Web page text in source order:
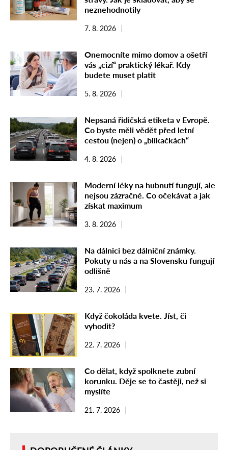
neznehodnotily
7. 8. 2026
Onemocníte mimo domov a ošetří
vás „cizí“ praktický lékař. Kdy
budete muset platit
5. 8. 2026
Nepsaná řidičská etiketa v Evropě.
Co byste měli vědět před letní
cestou (nejen) o „blikačkách“
4. 8. 2026
Moderní léky na hubnutí fungují, ale
nejsou zázračné. Co očekávat a jak
získat maximum
3. 8. 2026
Na dálnici bez dálniční známky.
Pokuty u nás a na Slovensku fungují
odlišně
23. 7. 2026
Když čokoláda kvete. Jíst, či
vyhodit?
22. 7. 2026
Co dělat, když spolknete zubní
korunku. Děje se to častěji, než si
myslíte
21. 7. 2026